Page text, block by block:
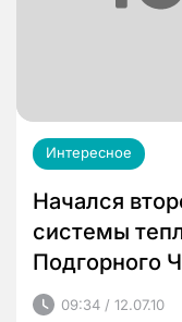
Интересное
Начался
системы
Подгорного
09:34 / 12.07.10